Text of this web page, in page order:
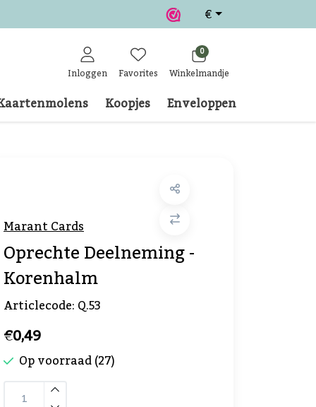
€
Inloggen Favorites
0
Winkelmandje
Koopjes Enveloppen
Marant Cards
Oprechte Deelneming -
Korenhalm
Articlecode:Q.53
€0,49
Op voorraad (27)